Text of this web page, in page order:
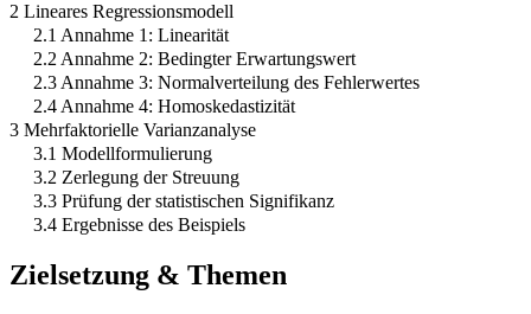
2 Lineares Regressionsmodell
2.1 Annahme 1: Linearität
2.2 Annahme 2: Bedingter Erwartungswert
2.3 Annahme 3: Normalverteilung des Fehlerwertes
2.4 Annahme 4: Homoskedastizität
3 Mehrfaktorielle Varianzanalyse
3.1 Modellformulierung
3.2 Zerlegung der Streuung
3.3 Prüfung der statistischen Signifikanz
3.4 Ergebnisse des Beispiels
Zielsetzung & Themen